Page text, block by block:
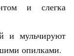
и слегка
и мульчируют
опилками.